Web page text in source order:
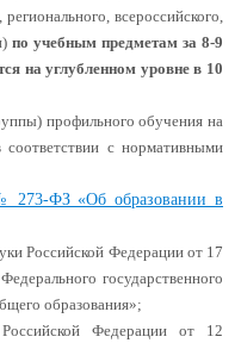
всероссийского,
по учебным предметам за 8-9
на углубленном уровнев 10
профильного обучения на
с нормативными
273-ФЗ «Об образовании в
Российской Федерации от 17
государственного
образования»;
Федерации от 12